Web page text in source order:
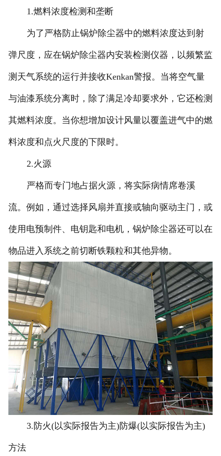
1.燃料浓度检测和垄断
为了严格防止锅炉除尘器中的燃料浓度达到射
弹尺度，应在锅炉除尘器内安装检测仪器，以频繁监
测天气系统的运行并接收Kenkan警报。当将空气量
与油漆系统分离时，除了满足冷却要求外，它还检测
其燃料浓度。当你想增加设计风量以覆盖进气中的燃
料浓度和点火尺度的下限时。
2.火源
严格而专门地占据火源，将实际病情席卷溪
流。例如，通过选择风扇并直接或轴向驱动主门，或
使用电预制件、电钥匙和电机，锅炉除尘器还可以在
物品进入系统之前切断铁颗粒和其他异物。
3.防火(以实际报告为主)防爆(以实际报告为主)
方法